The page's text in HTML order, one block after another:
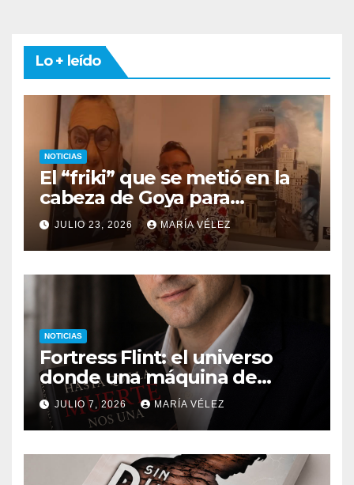
Lo + leído
NOTICIAS
El “friki” que se metió en la
cabeza de Goya para
descubrir qué esconden sus
monstruos
JULIO 23, 2026 MARÍA VÉLEZ
NOTICIAS
Fortress Flint: el universo
donde una máquina de
escribir, un silbido o un
recuerdo pueden cambiarlo
todo
JULIO 7, 2026 MARÍA VÉLEZ